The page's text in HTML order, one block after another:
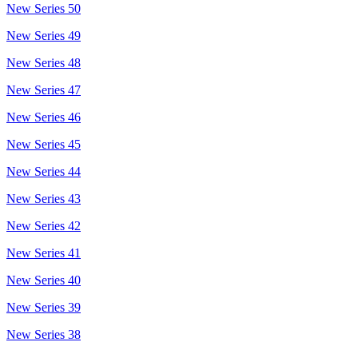
New Series 50
New Series 49
New Series 48
New Series 47
New Series 46
New Series 45
New Series 44
New Series 43
New Series 42
New Series 41
New Series 40
New Series 39
New Series 38